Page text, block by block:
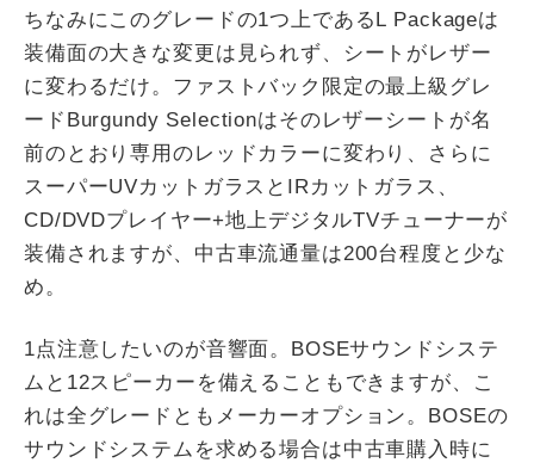
ちなみにこのグレードの1つ上であるL Packageは
装備面の大きな変更は見られず、シートがレザー
に変わるだけ。ファストバック限定の最上級グレ
ードBurgundy Selectionはそのレザーシートが名
前のとおり専用のレッドカラーに変わり、さらに
スーパーUVカットガラスとIRカットガラス、
CD/DVDプレイヤー+地上デジタルTVチューナーが
装備されますが、中古車流通量は200台程度と少な
め。
1点注意したいのが音響面。BOSEサウンドシステ
ムと12スピーカーを備えることもできますが、こ
れは全グレードともメーカーオプション。BOSEの
サウンドシステムを求める場合は中古車購入時に